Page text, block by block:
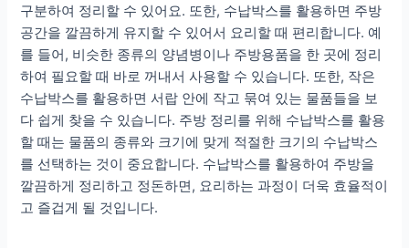
구분하여 정리할 수 있어요. 또한, 수납박스를 활용하면 주방
공간을 깔끔하게 유지할 수 있어서 요리할 때 편리합니다. 예
를 들어, 비슷한 종류의 양념병이나 주방용품을 한 곳에 정리
하여 필요할 때 바로 꺼내서 사용할 수 있습니다. 또한, 작은
수납박스를 활용하면 서랍 안에 작고 묶여 있는 물품들을 보
다 쉽게 찾을 수 있습니다. 주방 정리를 위해 수납박스를 활용
할 때는 물품의 종류와 크기에 맞게 적절한 크기의 수납박스
를 선택하는 것이 중요합니다. 수납박스를 활용하여 주방을
깔끔하게 정리하고 정돈하면, 요리하는 과정이 더욱 효율적이
고 즐겁게 될 것입니다.